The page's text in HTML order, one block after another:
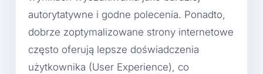
autorytatywne i godne polecenia. Ponadto,
dobrze zoptymalizowane strony internetowe
często oferują lepsze doświadczenia
użytkownika (User Experience), co